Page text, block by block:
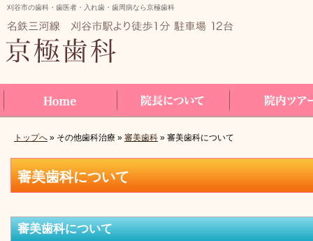
審美歯科について
刈谷市の歯科・歯医者・入れ歯・歯周病なら京極歯科
トップへ » その他歯科治療 » 審美歯科 » 審美歯科について
審美歯科について